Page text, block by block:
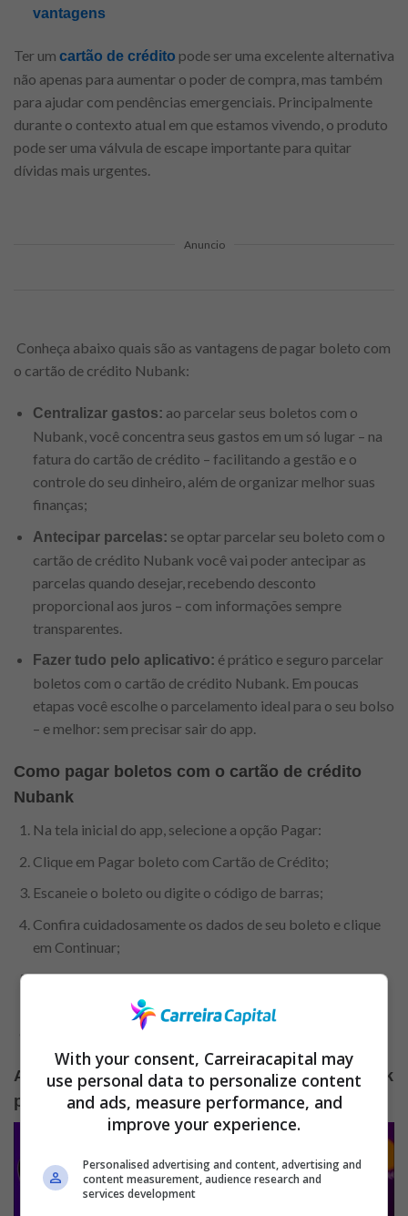
vantagens
Ter um cartão de crédito pode ser uma excelente alternativa
não apenas para aumentar o poder de compra, mas também
para ajudar com pendências emergenciais. Principalmente
durante o contexto atual em que estamos vivendo, o produto
pode ser uma válvula de escape importante para quitar
dívidas mais urgentes.
Anuncio
Conheça abaixo quais são as vantagens de pagar boleto com
o cartão de crédito Nubank:
Centralizar gastos: ao parcelar seus boletos com o
Nubank, você concentra seus gastos em um só lugar – na
fatura do cartão de crédito – facilitando a gestão e o
controle do seu dinheiro, além de organizar melhor suas
finanças;
Antecipar parcelas: se optar parcelar seu boleto com o
cartão de crédito Nubank você vai poder antecipar as
parcelas quando desejar, recebendo desconto
proporcional aos juros – com informações sempre
transparentes.
Fazer tudo pelo aplicativo: é prático e seguro parcelar
boletos com o cartão de crédito Nubank. Em poucas
etapas você escolhe o parcelamento ideal para o seu bolso
– e melhor: sem precisar sair do app.
Como pagar boletos com o cartão de crédito
Nubank
Na tela inicial do app, selecione a opção Pagar:
Clique em Pagar boleto com Cartão de Crédito;
Escaneie o boleto ou digite o código de barras;
Confira cuidadosamente os dados de seu boleto e clique
em Continuar;
Revise as informações do pagamento e escolha o número
Selecione Pagar, insira sua senha de 4 dígitos e confirme.
Aumento do Limite do Cartão de Crédito Nubank
para pagar as suas contas
With your consent, Carreiracapital may
use personal data to personalize content
and ads, measure performance, and
improve your experience.
Personalised advertising and content, advertising and
content measurement, audience research and
services development